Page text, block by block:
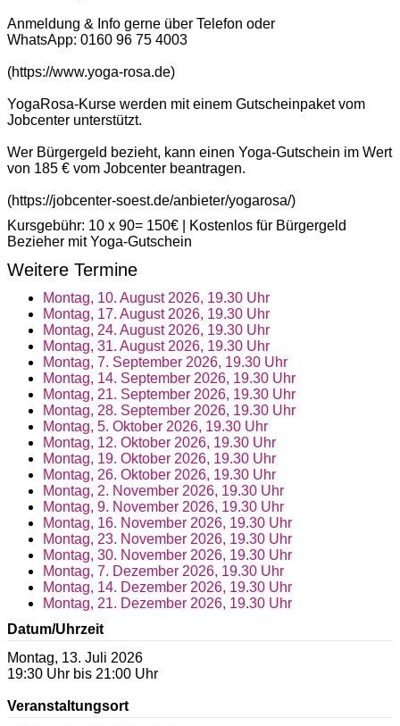
Anmeldung & Info gerne über Telefon oder
WhatsApp: 0160 96 75 4003
(https://www.yoga-rosa.de)
YogaRosa-Kurse werden mit einem Gutscheinpaket vom
Jobcenter unterstützt.
Wer Bürgergeld bezieht, kann einen Yoga-Gutschein im Wert
von 185 € vom Jobcenter beantragen.
(https://jobcenter-soest.de/anbieter/yogarosa/)
Kursgebühr: 10 x 90= 150€ | Kostenlos für Bürgergeld
Bezieher mit Yoga-Gutschein
Weitere Termine
Montag, 10. August 2026, 19.30 Uhr
Montag, 17. August 2026, 19.30 Uhr
Montag, 24. August 2026, 19.30 Uhr
Montag, 31. August 2026, 19.30 Uhr
Montag, 7. September 2026, 19.30 Uhr
Montag, 14. September 2026, 19.30 Uhr
Montag, 21. September 2026, 19.30 Uhr
Montag, 28. September 2026, 19.30 Uhr
Montag, 5. Oktober 2026, 19.30 Uhr
Montag, 12. Oktober 2026, 19.30 Uhr
Montag, 19. Oktober 2026, 19.30 Uhr
Montag, 26. Oktober 2026, 19.30 Uhr
Montag, 2. November 2026, 19.30 Uhr
Montag, 9. November 2026, 19.30 Uhr
Montag, 16. November 2026, 19.30 Uhr
Montag, 23. November 2026, 19.30 Uhr
Montag, 30. November 2026, 19.30 Uhr
Montag, 7. Dezember 2026, 19.30 Uhr
Montag, 14. Dezember 2026, 19.30 Uhr
Montag, 21. Dezember 2026, 19.30 Uhr
Datum/Uhrzeit
Montag, 13. Juli 2026
19:30 Uhr bis 21:00 Uhr
Veranstaltungsort